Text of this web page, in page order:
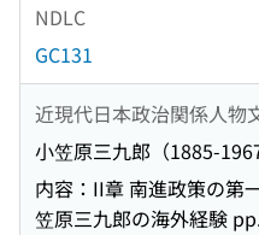
NDLC
GC131
近現代日本政治関係人物
小笠原三九郎（1885-1967
内容：II章 南進政策の第
笠原三九郎の海外経験